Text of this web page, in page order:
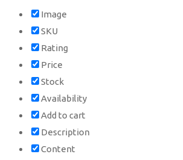
Image
SKU
Rating
Price
Stock
Availability
Add to cart
Description
Content